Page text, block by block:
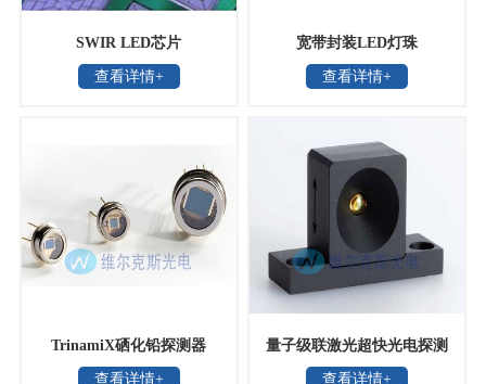
SWIR LED芯片
查看详情+
宽带封装LED灯珠
查看详情+
TrinamiX硒化铅探测器
查看详情+
量子级联激光超快光电探测
查看详情+